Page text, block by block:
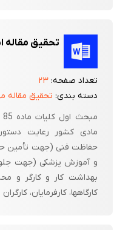
تحقیق مقاله
تعداد صفحه:۲۳
دسته بندی: تحقیق مقاله
مادی‌ کشور رعایت‌
حفاظت‌ فنی‌ (جهت‌ تأمین‌
و آموزش‌ پزشکی‌ (جهت‌
بهداشت‌ کار و کارگر و
کارگاهها، کارفرمایان‌،